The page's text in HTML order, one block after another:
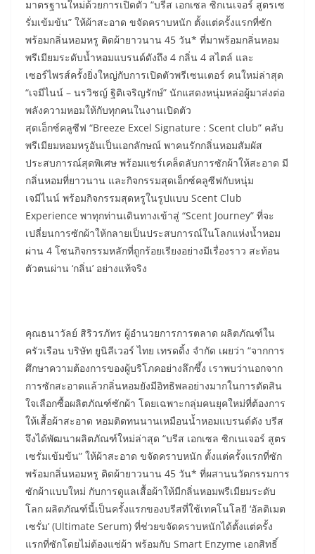
มาตรฐานใหม่ด้วยการเปิดตัว “บรีส เอกเซล ซิกเนเจอร์ สูตรเซ
รั่มเข้มข้น” ให้ผ้าสะอาด ขจัดคราบหนัก ตั้งแต่ครั้งแรกที่ซัก
พร้อมกลิ่นหอมหรู ติดผ้ายาวนาน 45 วัน* ที่มาพร้อมกลิ่นหอม
พรีเมียมระดับน้ำหอมแบรนด์ดังถึง 4 กลิ่น 4 สไตล์ และ
เซอร์ไพรส์ครั้งยิ่งใหญ่กับการเปิดตัวพรีเซนเตอร์ คนใหม่ล่าสุด
“เจมีไนน์ – นรวิชญ์ ฐิติเจริญรักษ์” นักแสดงหนุ่มหล่อผู้มาส่งต่อ
พลังความหอมให้กับทุกคนในงานเปิดตัว
สุดเอ็กซ์คลูซีฟ “Breeze Excel Signature : Scent club” คลับ
พรีเมียมหอมหรูอันเป็นเอกลักษณ์ พาคนรักกลิ่นหอมสัมผัส
ประสบการณ์สุดพิเศษ พร้อมแชร์เคล็ดลับการซักผ้าให้สะอาด มี
กลิ่นหอมที่ยาวนาน และกิจกรรมสุดเอ็กซ์คลูซีฟกับหนุ่ม
เจมีไนน์ พร้อมกิจกรรมสุดหรูในรูปแบบ Scent Club
Experience พาทุกท่านเดินทางเข้าสู่ “Scent Journey” ที่จะ
เปลี่ยนการซักผ้าให้กลายเป็นประสบการณ์ในโลกแห่งน้ำหอม
ผ่าน 4 โซนกิจกรรมหลักที่ถูกร้อยเรียงอย่างมีเรื่องราว สะท้อน
ตัวตนผ่าน ‘กลิ่น’ อย่างแท้จริง
คุณธนาวัลย์ สิริวรภัทร ผู้อำนวยการการตลาด ผลิตภัณฑ์ใน
ครัวเรือน บริษัท ยูนิลีเวอร์ ไทย เทรดดิ้ง จํากัด เผยว่า “จากการ
ศึกษาความต้องการของผู้บริโภคอย่างลึกซึ้ง เราพบว่านอกจาก
การซักสะอาดแล้วกลิ่นหอมยังมีอิทธิพลอย่างมากในการตัดสิน
ใจเลือกซื้อผลิตภัณฑ์ซักผ้า โดยเฉพาะกลุ่มคนยุคใหม่ที่ต้องการ
ให้เสื้อผ้าสะอาด หอมติดทนนานเหมือนน้ำหอมแบรนด์ดัง บรีส
จึงได้พัฒนาผลิตภัณฑ์ใหม่ล่าสุด “บรีส เอกเซล ซิกเนเจอร์ สูตร
เซรั่มเข้มข้น” ให้ผ้าสะอาด ขจัดคราบหนัก ตั้งแต่ครั้งแรกที่ซัก
พร้อมกลิ่นหอมหรู ติดผ้ายาวนาน 45 วัน* ที่ผสานนวัตกรรมการ
ซักผ้าแบบใหม่ กับการดูแลเสื้อผ้าให้มีกลิ่นหอมพรีเมียมระดับ
โลก ผลิตภัณฑ์นี้เป็นครั้งแรกของบรีสที่ใช้เทคโนโลยี ‘อัลติเมต
เซรั่ม’ (Ultimate Serum) ที่ช่วยขจัดคราบหนักได้ตั้งแต่ครั้ง
แรกที่ซักโดยไม่ต้องแช่ผ้า พร้อมกับ Smart Enzyme เอกสิทธิ์